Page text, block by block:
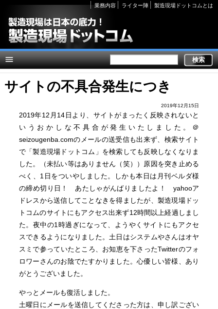
Secondary
links
業務内容 ライター陣 製造現場ドットコムとは
サイトの不具合発生につき
2019年12月15日
2019年12月14日より、サイトがまったく反映されないと
いうおかしな不具合が発生いたしました。＠
seizougenba.comのメールの送受信も出来ず、検索サイト
で「製造現場ドットコム」を検索しても反映しなくなりま
した。（未払い等はありません（笑））原因を突き止める
べく、1日をついやしました。しかも本日は月刊ベルダ様
の締め切り日！ あたしゃがんばりましたよ！ yahooア
ドレスから送信してことなきを得ましたが、製造現場ドッ
トコムのサイトにもアクセス出来ず12時間以上経過しまし
た。夜中の1時過ぎになって、ようやくサイトにもアクセ
スできるようになりました。土日はシステムやさんはオヤ
スミで参っていたところ、お知恵を下さったTwitterのフォ
ロワーさんのお陰でたすかりました。心優しい皆様、あり
がとうございました。
やっとメールも復活しました。
土曜日にメールを送信してくださった方は、申し訳ござい